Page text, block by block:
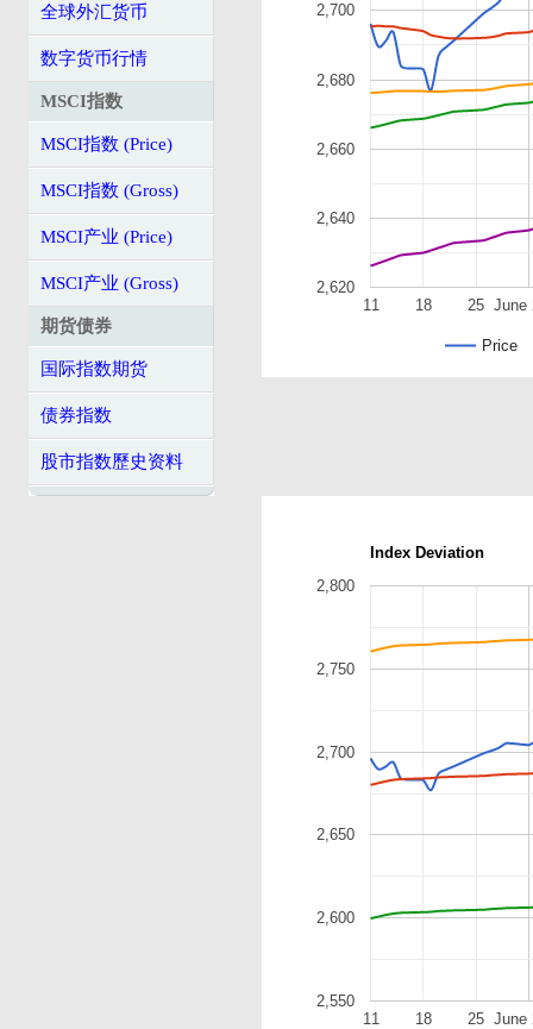
全球外汇货币
数字货币行情
MSCI指数
MSCI指数 (Price)
MSCI指数 (Gross)
MSCI产业 (Price)
MSCI产业 (Gross)
期货债券
国际指数期货
债券指数
股市指数歷史资料
Price
June
11 18 25
2,620
2,640
2,660
2,680
2,700
Index Deviation
June
11 18 25
2,550
2,600
2,650
2,700
2,750
2,800